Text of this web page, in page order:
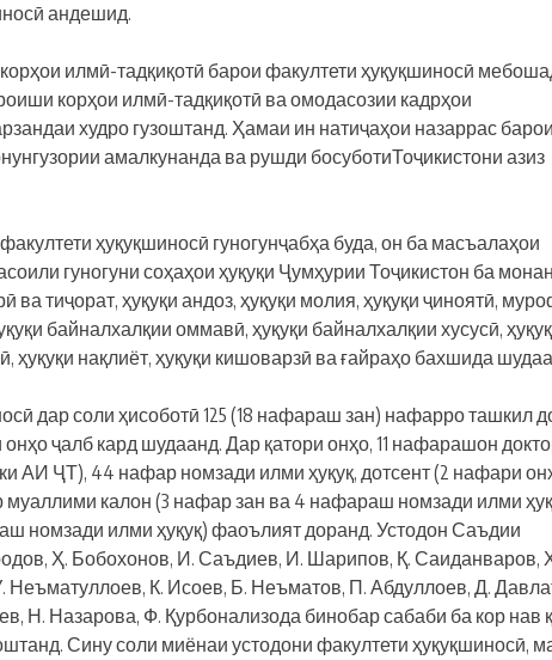
андешид.
илмӣ-тадқиқотӣ барои факултети ҳуқуқшиносӣ
корҳои илмӣ-тадқиқотӣ ва омодасозии кадрҳои
худро гузоштанд. Ҳамаи ин натиҷаҳои назаррас барои
амалкунанда ва рушди босуботиТоҷикистони азиз
ҳуқуқшиносӣ гуногунҷабҳа буда, он ба масъалаҳои
гуногуни соҳаҳои ҳуқуқи Ҷумҳурии Тоҷикистон ба
ва тиҷорат, ҳуқуқи андоз, ҳуқуқи молия, ҳуқуқи ҷиноятӣ,
байналхалқии оммавӣ, ҳуқуқи байналхалқии хусусӣ,
ҳуқуқи нақлиёт, ҳуқуқи кишоварзӣ ва ғайраҳо бахшида
дар соли ҳисоботӣ 125 (18 нафараш зан) нафарро ташкил
ҷалб кард шудаанд. Дар қатори онҳо, 11 нафарашон
АИ ҶТ), 44 нафар номзади илми ҳуқуқ, дотсент (2 нафари
калон (3 нафар зан ва 4 нафараш номзади илми
номзади илми ҳуқуқ) фаоълият доранд. Устодон Саъдии
Ҳ. Бобохонов, И. Саъдиев, И. Шарипов, Қ. Саиданваров,
К. Исоев, Б. Неъматов, П. Абдуллоев, Д.
Н. Назарова, Ф. Қурбонализода бинобар сабаби ба кор нав
Сину соли миёнаи устодони факултети ҳуқуқшиносӣ,